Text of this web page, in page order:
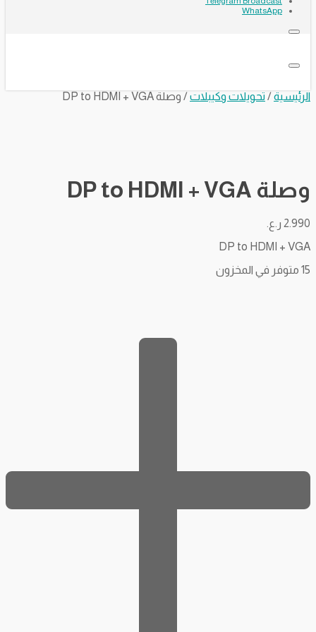
WhatsApp
الرئيسية/ تحويلات وكيبلات/ وصلة DP to HDMI + VGA
وصلة DP to HDMI + VGA
2.990 ر.ع.
DP to HDMI + VGA
15 متوفر في المخزون